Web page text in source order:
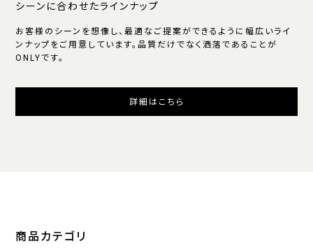
シーンに合わせたラインナップ
お客様のシーンを想像し、最適なご提案ができるように幅広いライ
ンナップをご用意しています。品質だけでなく洒落であることが
ONLYです。
詳細はこちら
商品カテゴリ